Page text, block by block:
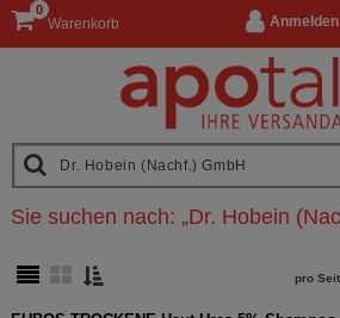
Anmelden
Warenkorb
0
Sie suchen nach: „Dr. Hobein
pro